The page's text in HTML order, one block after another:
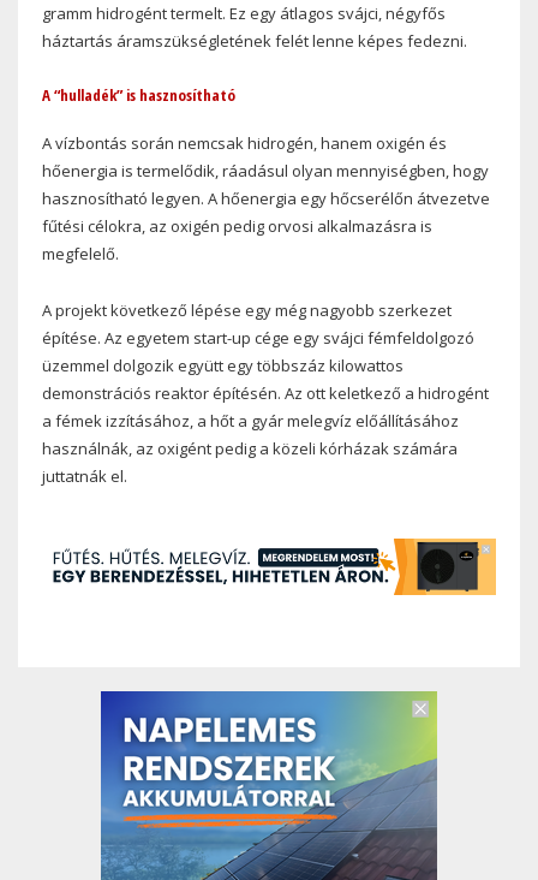
gramm hidrogént termelt. Ez egy átlagos svájci, négyfős
háztartás áramszükségletének felét lenne képes fedezni.
A “hulladék” is hasznosítható
A vízbontás során nemcsak hidrogén, hanem oxigén és
hőenergia is termelődik, ráadásul olyan mennyiségben, hogy
hasznosítható legyen. A hőenergia egy hőcserélőn átvezetve
fűtési célokra, az oxigén pedig orvosi alkalmazásra is
megfelelő.
A projekt következő lépése egy még nagyobb szerkezet
építése. Az egyetem start-up cége egy svájci fémfeldolgozó
üzemmel dolgozik együtt egy többszáz kilowattos
demonstrációs reaktor építésén. Az ott keletkező a hidrogént
a fémek izzításához, a hőt a gyár melegvíz előállításához
használnák, az oxigént pedig a közeli kórházak számára
juttatnák el.